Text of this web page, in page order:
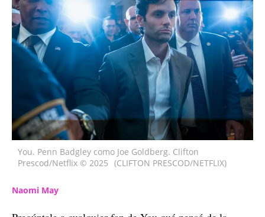
You. Penn Badgley como Joe Goldberg. Clifton
Prescod/Netflix © 2025 (CLIFTON PRESCOD/NETFLIX)
Naomi May